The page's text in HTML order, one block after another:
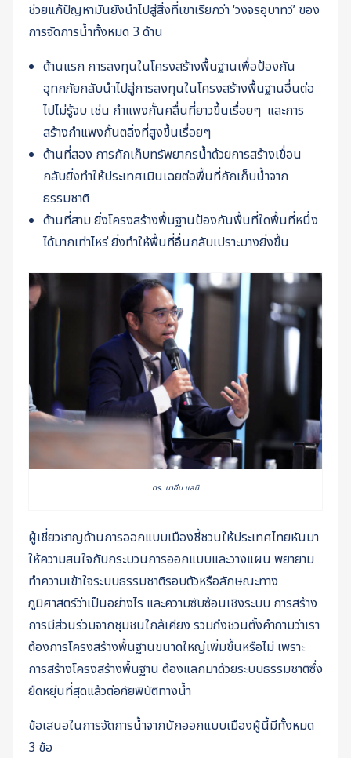
ช่วยแก้ปัญหามันยังนำไปสู่สิ่งที่เขาเรียกว่า ‘วงจรอุบาทว์’ ของ
การจัดการน้ำทั้งหมด 3 ด้าน
ด้านแรก การลงทุนในโครงสร้างพื้นฐานเพื่อป้องกัน
อุทกภัยกลับนำไปสู่การลงทุนในโครงสร้างพื้นฐานอื่นต่อ
ไปไม่รู้จบ เช่น กำแพงกั้นคลื่นที่ยาวขึ้นเรื่อยๆ และการ
สร้างกำแพงกั้นตลิ่งที่สูงขึ้นเรื่อยๆ
ด้านที่สอง การกักเก็บทรัพยากรน้ำด้วยการสร้างเขื่อน
กลับยิ่งทำให้ประเทศเมินเฉยต่อพื้นที่กักเก็บน้ำจาก
ธรรมชาติ
ด้านที่สาม ยิ่งโครงสร้างพื้นฐานป้องกันพื้นที่ใดพื้นที่หนึ่ง
ได้มากเท่าไหร่ ยิ่งทำให้พื้นที่อื่นกลับเปราะบางยิ่งขึ้น
ดร. นาอีม แลนิ
ผู้เชี่ยวชาญด้านการออกแบบเมืองชี้ชวนให้ประเทศไทยหันมา
ให้ความสนใจกับกระบวนการออกแบบและวางแผน พยายาม
ทำความเข้าใจระบบธรรมชาติรอบตัวหรือลักษณะทาง
ภูมิศาสตร์ว่าเป็นอย่างไร และความซับซ้อนเชิงระบบ การสร้าง
การมีส่วนร่วมจากชุมชนใกล้เคียง รวมถึงชวนตั้งคำถามว่าเรา
ต้องการโครงสร้างพื้นฐานขนาดใหญ่เพิ่มขึ้นหรือไม่ เพราะ
การสร้างโครงสร้างพื้นฐาน ต้องแลกมาด้วยระบบธรรมชาติซึ่ง
ยืดหยุ่นที่สุดแล้วต่อภัยพิบัติทางน้ำ
ข้อเสนอในการจัดการน้ำจากนักออกแบบเมืองผู้นี้มีทั้งหมด
3 ข้อ